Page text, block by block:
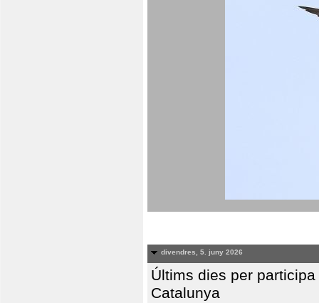
divendres, 5. juny 2026
Últims dies per
Catalunya